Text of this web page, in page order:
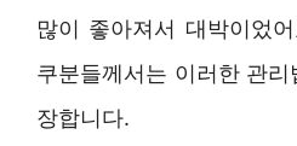
많이 좋아져서 대박이었
쿠분들께서는 이러한 관
장합니다.